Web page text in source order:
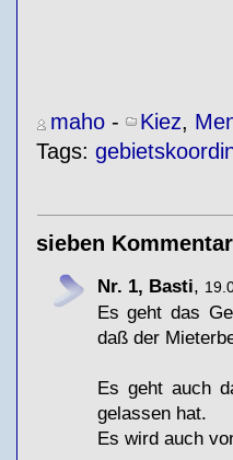
maho- Kiez,
Tags:
sieben
Nr. 1, Basti,
Es geht das
daß der
Es geht auch
gelassen hat.
Es wird auch